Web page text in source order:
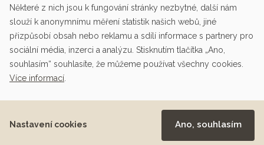
Podporované platby přes platební bránu
Některé z nich jsou k fungování stránky nezbytné, další nám
slouží k anonymnímu měření statistik našich webů, jiné
přizpůsobí obsah nebo reklamu a sdílí informace s partnery pro
sociální média, inzerci a analýzu. Stisknutím tlačítka „Ano,
souhlasím“ souhlasíte, že můžeme používat všechny cookies.
Více informací
Nastavení cookies Ano, souhlasím